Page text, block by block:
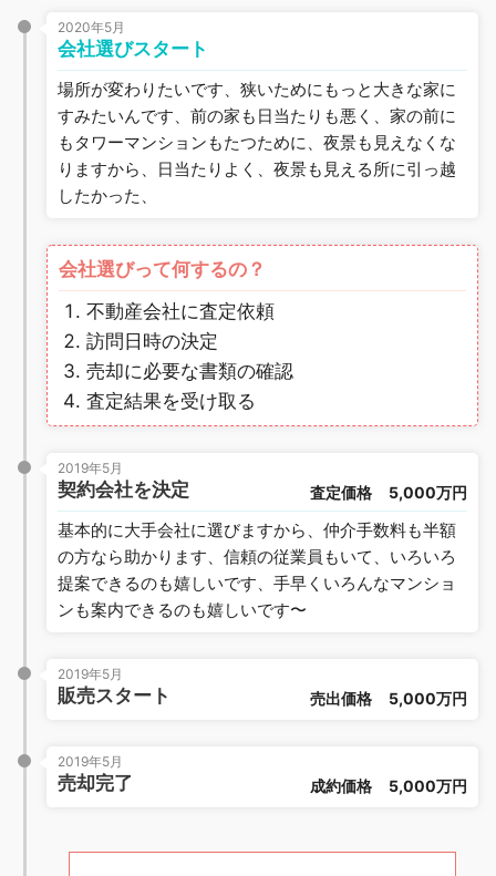
2020年5月
会社選びスタート
場所が変わりたいです、狭いためにもっと大きな家に
すみたいんです、前の家も日当たりも悪く、家の前に
もタワーマンションもたつために、夜景も見えなくな
りますから、日当たりよく、夜景も見える所に引っ越
したかった、
会社選びって何するの？
不動産会社に査定依頼
訪問日時の決定
売却に必要な書類の確認
査定結果を受け取る
2019年5月
契約会社を決定 査定価格 5,000万円
基本的に大手会社に選びますから、仲介手数料も半額
の方なら助かります、信頼の従業員もいて、いろいろ
提案できるのも嬉しいです、手早くいろんなマンショ
ンも案内できるのも嬉しいです〜
2019年5月
販売スタート 売出価格 5,000万円
2019年5月
売却完了 成約価格 5,000万円